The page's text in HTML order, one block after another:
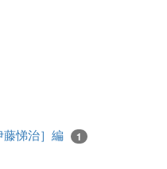
藤悌治］編 1